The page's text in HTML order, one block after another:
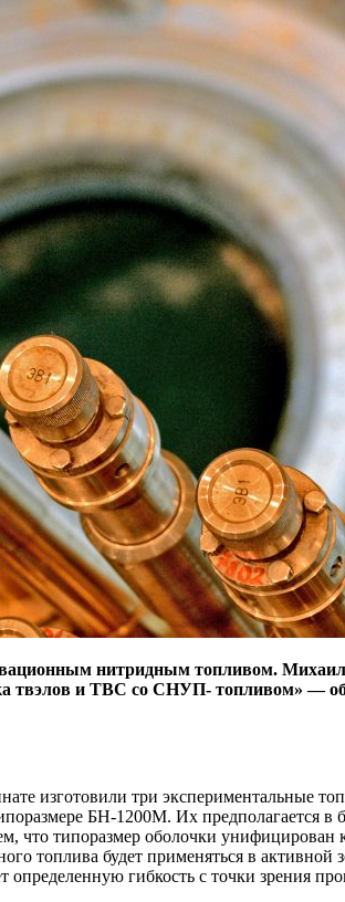
нитридным топливом.
твэлов и ТВС со СНУП- топливом» —
изготовили три экспериментальные
БН‑1200М. Их предполагается в
что типоразмер оболочки
топлива будет применяться в
определенную гибкость с точки зрения